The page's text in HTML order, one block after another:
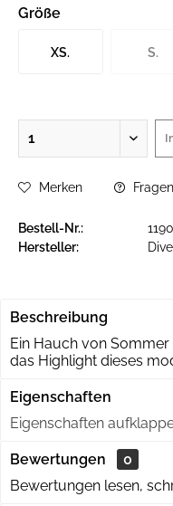
Größe
XS. S.
Merken
Bestell-Nr.:
Hersteller:
Beschreibung
Ein Hauch von
das Highlight dieses
Eigenschaften
Eigenschaften
Bewertungen
0
Bewertungen lesen,